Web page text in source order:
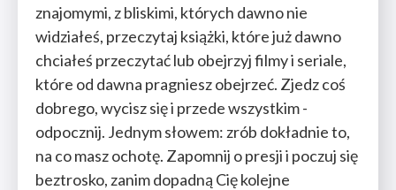
znajomymi, z bliskimi, których dawno nie
widziałeś, przeczytaj książki, które już dawno
chciałeś przeczytać lub obejrzyj filmy i seriale,
które od dawna pragniesz obejrzeć. Zjedz coś
dobrego, wycisz się i przede wszystkim -
odpocznij. Jednym słowem: zrób dokładnie to,
na co masz ochotę. Zapomnij o presji i poczuj się
beztrosko, zanim dopadną Cię kolejne